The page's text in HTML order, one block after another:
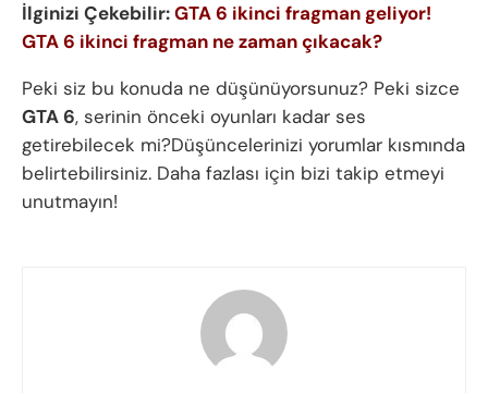
İlginizi Çekebilir:GTA 6 ikinci fragman geliyor!
GTA 6 ikinci fragman ne zaman çıkacak?
Peki siz bu konuda ne düşünüyorsunuz? Peki sizce
GTA 6, serinin önceki oyunları kadar ses
getirebilecek mi?Düşüncelerinizi yorumlar kısmında
belirtebilirsiniz. Daha fazlası için bizi takip etmeyi
unutmayın!